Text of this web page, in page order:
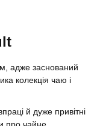
адже заснований
колекція чаю і
й дуже привітні